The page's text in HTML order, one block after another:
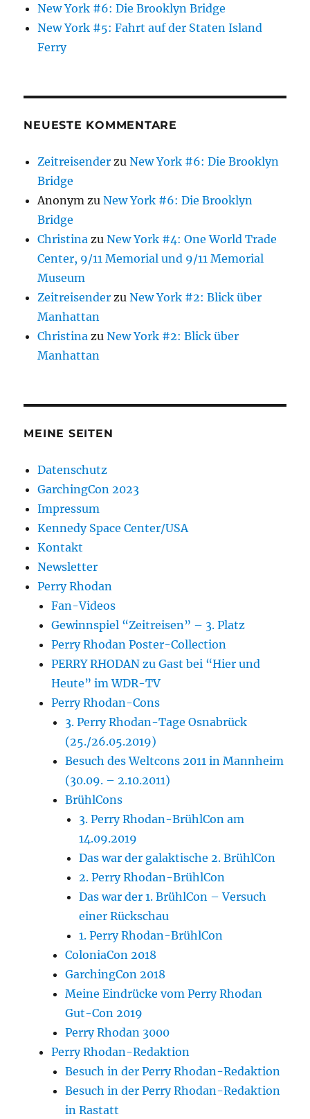
New York #6: Die Brooklyn Bridge
New York #5: Fahrt auf der Staten Island
Ferry
NEUESTE KOMMENTARE
Zeitreisender zuNew York #6: Die Brooklyn
Bridge
Anonym zuNew York #6: Die Brooklyn
Bridge
Christina zuNew York #4: One World Trade
Center, 9/11 Memorial und 9/11 Memorial
Museum
Zeitreisender zuNew York #2: Blick über
Manhattan
Christina zuNew York #2: Blick über
Manhattan
MEINE SEITEN
Datenschutz
GarchingCon 2023
Impressum
Kennedy Space Center/USA
Kontakt
Newsletter
Perry Rhodan
Fan-Videos
Gewinnspiel “Zeitreisen” – 3. Platz
Perry Rhodan Poster-Collection
PERRY RHODAN zu Gast bei “Hier und
Heute” im WDR-TV
Perry Rhodan-Cons
3. Perry Rhodan-Tage Osnabrück
(25./26.05.2019)
Besuch des Weltcons 2011 in Mannheim
(30.09. – 2.10.2011)
BrühlCons
3. Perry Rhodan-BrühlCon am
14.09.2019
Das war der galaktische 2. BrühlCon
2. Perry Rhodan-BrühlCon
Das war der 1. BrühlCon – Versuch
einer Rückschau
1. Perry Rhodan-BrühlCon
ColoniaCon 2018
GarchingCon 2018
Meine Eindrücke vom Perry Rhodan
Gut-Con 2019
Perry Rhodan 3000
Perry Rhodan-Redaktion
Besuch in der Perry Rhodan-Redaktion
Besuch in der Perry Rhodan-Redaktion
in Rastatt